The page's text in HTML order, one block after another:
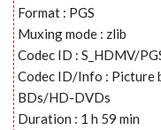
Format : PGS
Muxing mode : zlib
Codec ID : S_HDMV/
Codec ID/Info : Picture
BDs/HD-DVDs
Duration : 1 h 59 min